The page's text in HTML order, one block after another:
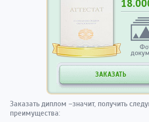
ЗАКАЗАТЬ
Заказать диплом –значит, получить
преимущества: